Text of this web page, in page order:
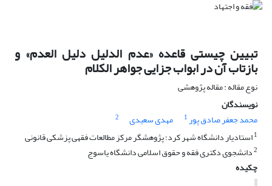
تبیین چیستی قاعده «عدم الدلیل دلیل العدم» و
بازتاب آن در ابواب جزایی جواهر الکلام
نوع مقاله : مقاله پژوهشی
نویسندگان
محمد جعفر صادق پور1 مهدی سعیدی
2
1استادیار دانشگاه شهر کرد؛ پژوهشگر مرکز مطالعات فقهی پزشکی قانونی
2دانشجوی دکتری فقه و حقوق اسلامی دانشگاه یاسوج
چکیده